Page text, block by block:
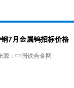
7月金属钨招标价格
源：中国铁合金网